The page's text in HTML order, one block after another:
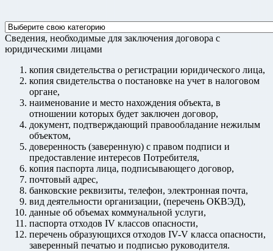
Сведения, необходимые для заключения договора с
юридическими лицами
копия свидетельства о регистрации юридического лица,
копия свидетельства о постановке на учет в налоговом
органе,
наименование и место нахождения объекта, в
отношении которых будет заключен договор,
документ, подтверждающий правообладание нежилым
объектом,
доверенность (заверенную) с правом подписи и
предоставление интересов Потребителя,
копия паспорта лица, подписывающего договор,
почтовый адрес,
банковские реквизиты, телефон, электронная почта,
вид деятельности организации, (перечень ОКВЭД),
данные об объемах коммунальной услуги,
паспорта отходов IV классов опасности,
перечень образующихся отходов IV-V класса опасности,
заверенный печатью и подписью руководителя.